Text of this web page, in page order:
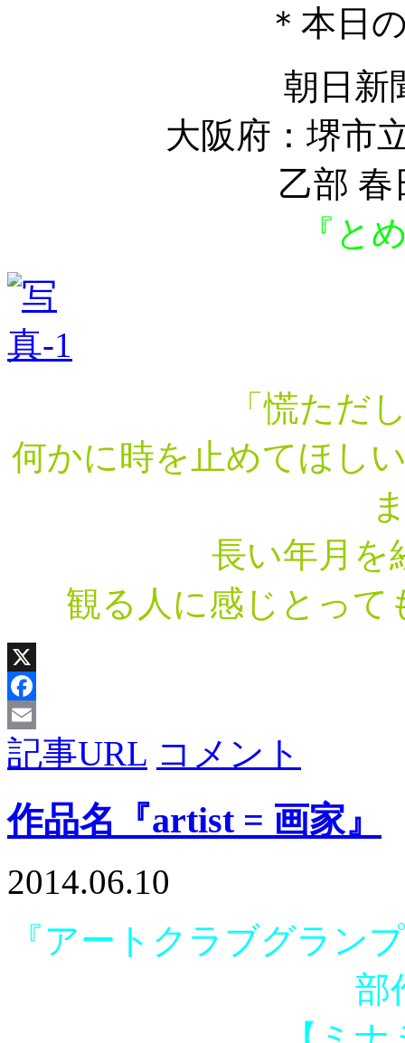
＊本日
朝日新
大阪府：堺市
乙部
『と
「慌ただ
何かに時を止めてほし
長い年月を
観る人に感じとって
X
Facebook
Email
記事URL コメント
作品名『artist = 画家』
2014.06.10
『アートクラブグラン
部